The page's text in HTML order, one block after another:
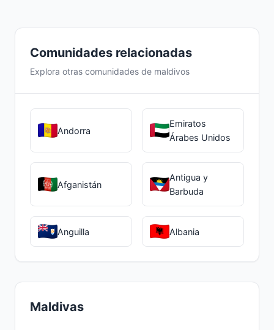
maldivos puede brindar orientación y
educativo.
Comunidades relacionadas
Explora otras comunidades de maldivos
Andorra
Emiratos
Árabes Unidos
Afganistán
Antigua y
Barbuda
Anguilla Albania
Maldivas